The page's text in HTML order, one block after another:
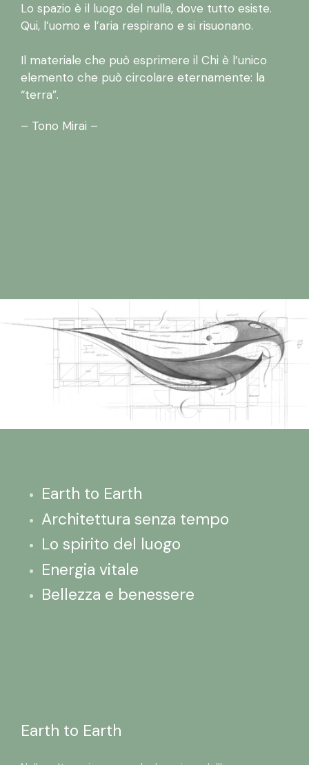
Lo spazio è il luogo del nulla, dove tutto esiste.
Qui, l’uomo e l’aria respirano e si risuonano.
Il materiale che può esprimere il Chi è l’unico
elemento che può circolare eternamente: la
“terra”.
– Tono Mirai –
Earth to Earth
Architettura senza tempo
Lo spirito del luogo
Energia vitale
Bellezza e benessere
Earth to Earth